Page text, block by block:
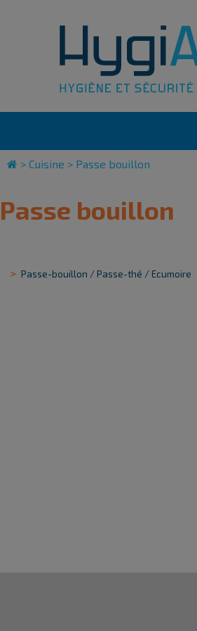
> Cuisine > Passe bouillon
Passe bouillon
Passe-bouillon / Passe-thé / Ecumoire